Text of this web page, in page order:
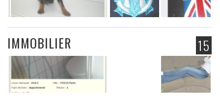
15
IMMOBILIER